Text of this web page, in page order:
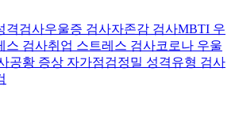
격검사우울증 검사자존감 검사MBTI 우
스 검사취업 스트레스 검사코로나 우울
공황 증상 자가점검정밀 성격유형 검사